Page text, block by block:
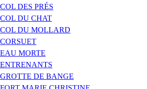
COL DES PRÉS
COL DU CHAT
COL DU MOLLARD
CORSUET
EAU MORTE
ENTRENANTS
GROTTE DE BANGE